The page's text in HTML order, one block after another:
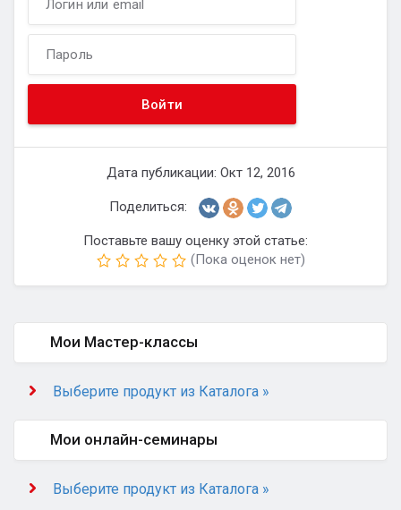
Дата публикации: Окт 12, 2016
Поделиться:
Поставьте вашу оценку этой статье:
(Пока оценок нет)
Мои Мастер-классы
Выберите продукт из Каталога »
Мои онлайн-семинары
Выберите продукт из Каталога »